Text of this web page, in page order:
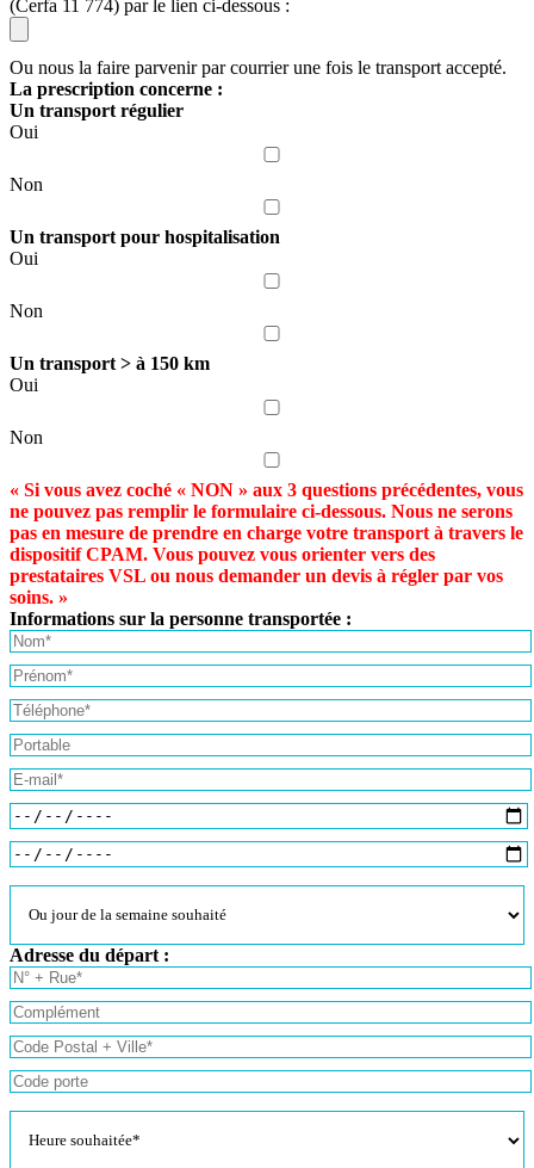
(Cerfa 11 774) par le lien ci-dessous :
Ou nous la faire parvenir par courrier une fois le transport accepté.
La prescription concerne :
Un transport régulier
Oui
Non
Un transport pour hospitalisation
Oui
Non
Un transport > à 150 km
Oui
Non
« Si vous avez coché « NON » aux 3 questions précédentes, vous
ne pouvez pas remplir le formulaire ci-dessous. Nous ne serons
pas en mesure de prendre en charge votre transport à travers le
dispositif CPAM. Vous pouvez vous orienter vers des
prestataires VSL ou nous demander un devis à régler par vos
soins. »
Informations sur la personne transportée :
Adresse du départ :